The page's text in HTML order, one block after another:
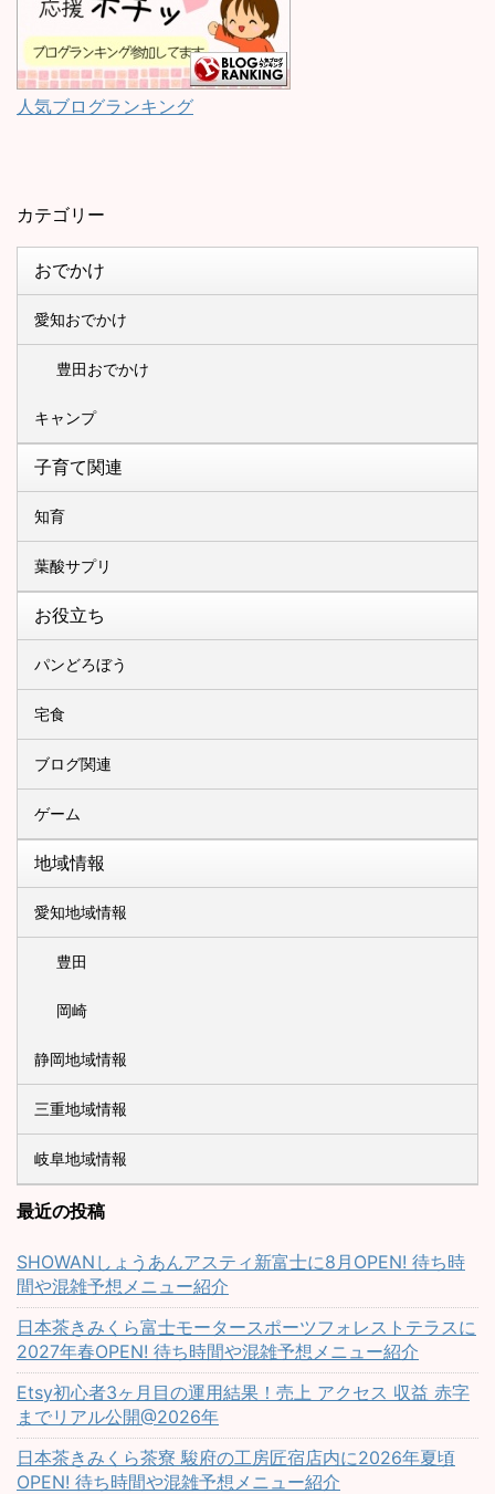
人気ブログランキング
カテゴリー
おでかけ
愛知おでかけ
豊田おでかけ
キャンプ
子育て関連
知育
葉酸サプリ
お役立ち
パンどろぼう
宅食
ブログ関連
ゲーム
地域情報
愛知地域情報
豊田
岡崎
静岡地域情報
三重地域情報
岐阜地域情報
最近の投稿
SHOWANしょうあんアスティ新富士に8月OPEN! 待ち時
間や混雑予想メニュー紹介
日本茶きみくら富士モータースポーツフォレストテラスに
2027年春OPEN! 待ち時間や混雑予想メニュー紹介
Etsy初心者3ヶ月目の運用結果！売上 アクセス 収益 赤字
までリアル公開@2026年
日本茶きみくら茶寮 駿府の工房匠宿店内に2026年夏頃
OPEN! 待ち時間や混雑予想メニュー紹介